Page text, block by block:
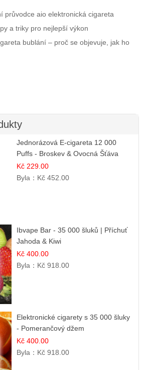
průvodce aio elektronická cigareta
a triky pro nejlepší výkon
bublání – proč se objevuje, jak ho
Jednorázová E-cigareta 12 000
Puffs - Broskev & Ovocná Šťáva
Kč 229.00
Byla： Kč 452.00
Ibvape Bar - 35 000 šluků | Příchuť
Jahoda & Kiwi
Kč 400.00
Byla： Kč 918.00
Elektronické cigarety s 35 000 šluky
- Pomerančový džem
Kč 400.00
Byla： Kč 918.00